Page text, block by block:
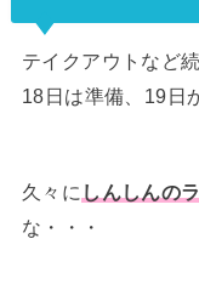
テイクアウトなど
18日は準備、19日
久々に しんしんの
な・・・